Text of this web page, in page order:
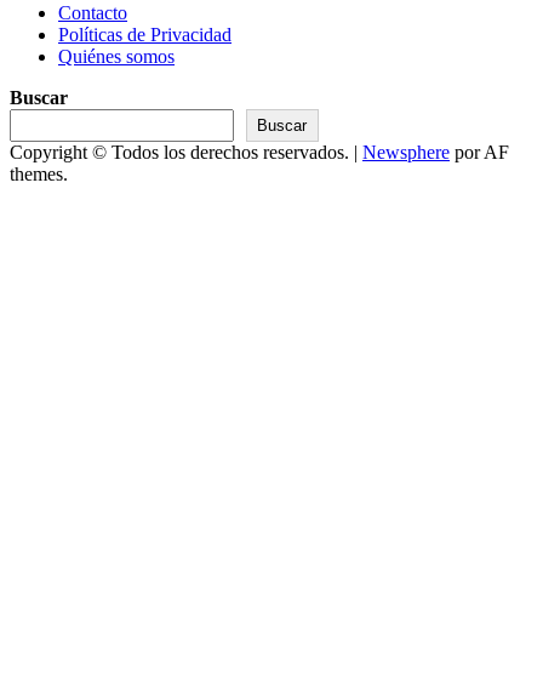
Contacto
Políticas de Privacidad
Quiénes somos
Buscar
Buscar
Copyright © Todos los derechos reservados. | Newsphere por AF
themes.